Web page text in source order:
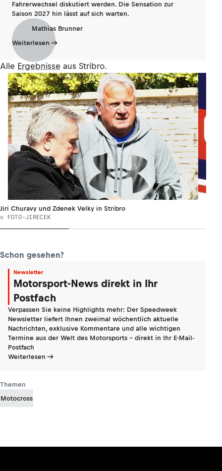
Fahrerwechsel diskutiert werden. Die Sensation zur
Saison 2027 hin lässt auf sich warten.
Mathias Brunner
Weiterlesen
Alle Ergebnisse aus Stribro.
Jiri Churavy und Zdenek Velky in Stribro
© FOTO-JIRECEK
Schon gesehen?
Newsletter
Motorsport-News direkt in Ihr
Postfach
Verpassen Sie keine Highlights mehr: Der Speedweek
Newsletter liefert Ihnen zweimal wöchentlich aktuelle
Nachrichten, exklusive Kommentare und alle wichtigen
Termine aus der Welt des Motorsports - direkt in Ihr E-Mail-
Postfach
Weiterlesen
Themen
Motocross